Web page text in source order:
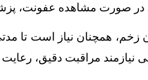
صورت مشاهده عفونت،
همچنان نیاز است تا
مراقبت دقیق، رعایت